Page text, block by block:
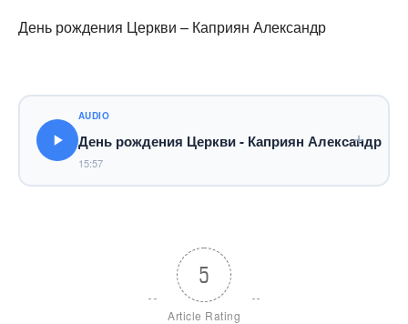
День рождения Церкви – Каприян Александр
AUDIO
День рождения Церкви - Каприян Александр
15:57
5
Article Rating